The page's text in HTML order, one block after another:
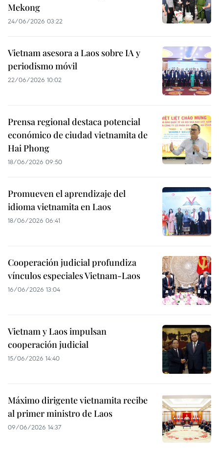
Mekong
24/06/2026 03:22
Vietnam asesora a Laos sobre IA y
periodismo móvil
22/06/2026 10:02
Prensa regional destaca potencial
económico de ciudad vietnamita de
Hai Phong
18/06/2026 09:50
Promueven el aprendizaje del
idioma vietnamita en Laos
18/06/2026 06:41
Cooperación judicial profundiza
vínculos especiales Vietnam-Laos
16/06/2026 13:04
Vietnam y Laos impulsan
cooperación judicial
15/06/2026 14:40
Máximo dirigente vietnamita recibe
al primer ministro de Laos
09/06/2026 14:37